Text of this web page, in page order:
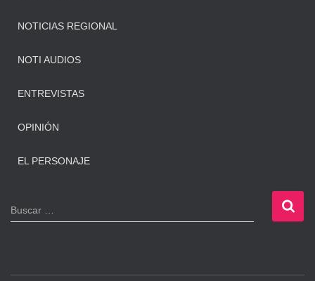
NOTICIAS REGIONAL
NOTI AUDIOS
ENTREVISTAS
OPINIÓN
EL PERSONAJE
B
u
Buscar …